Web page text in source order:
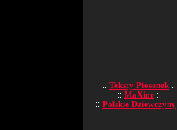
:: Teksty Piosenek ::
:: MaXior ::
:: Polskie Dziewczyny